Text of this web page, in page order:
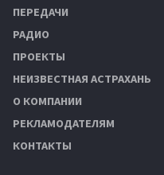
ПЕРЕДАЧИ
РАДИО
ПРОЕКТЫ
НЕИЗВЕСТНАЯ АСТРАХАНЬ
О КОМПАНИИ
РЕКЛАМОДАТЕЛЯМ
КОНТАКТЫ